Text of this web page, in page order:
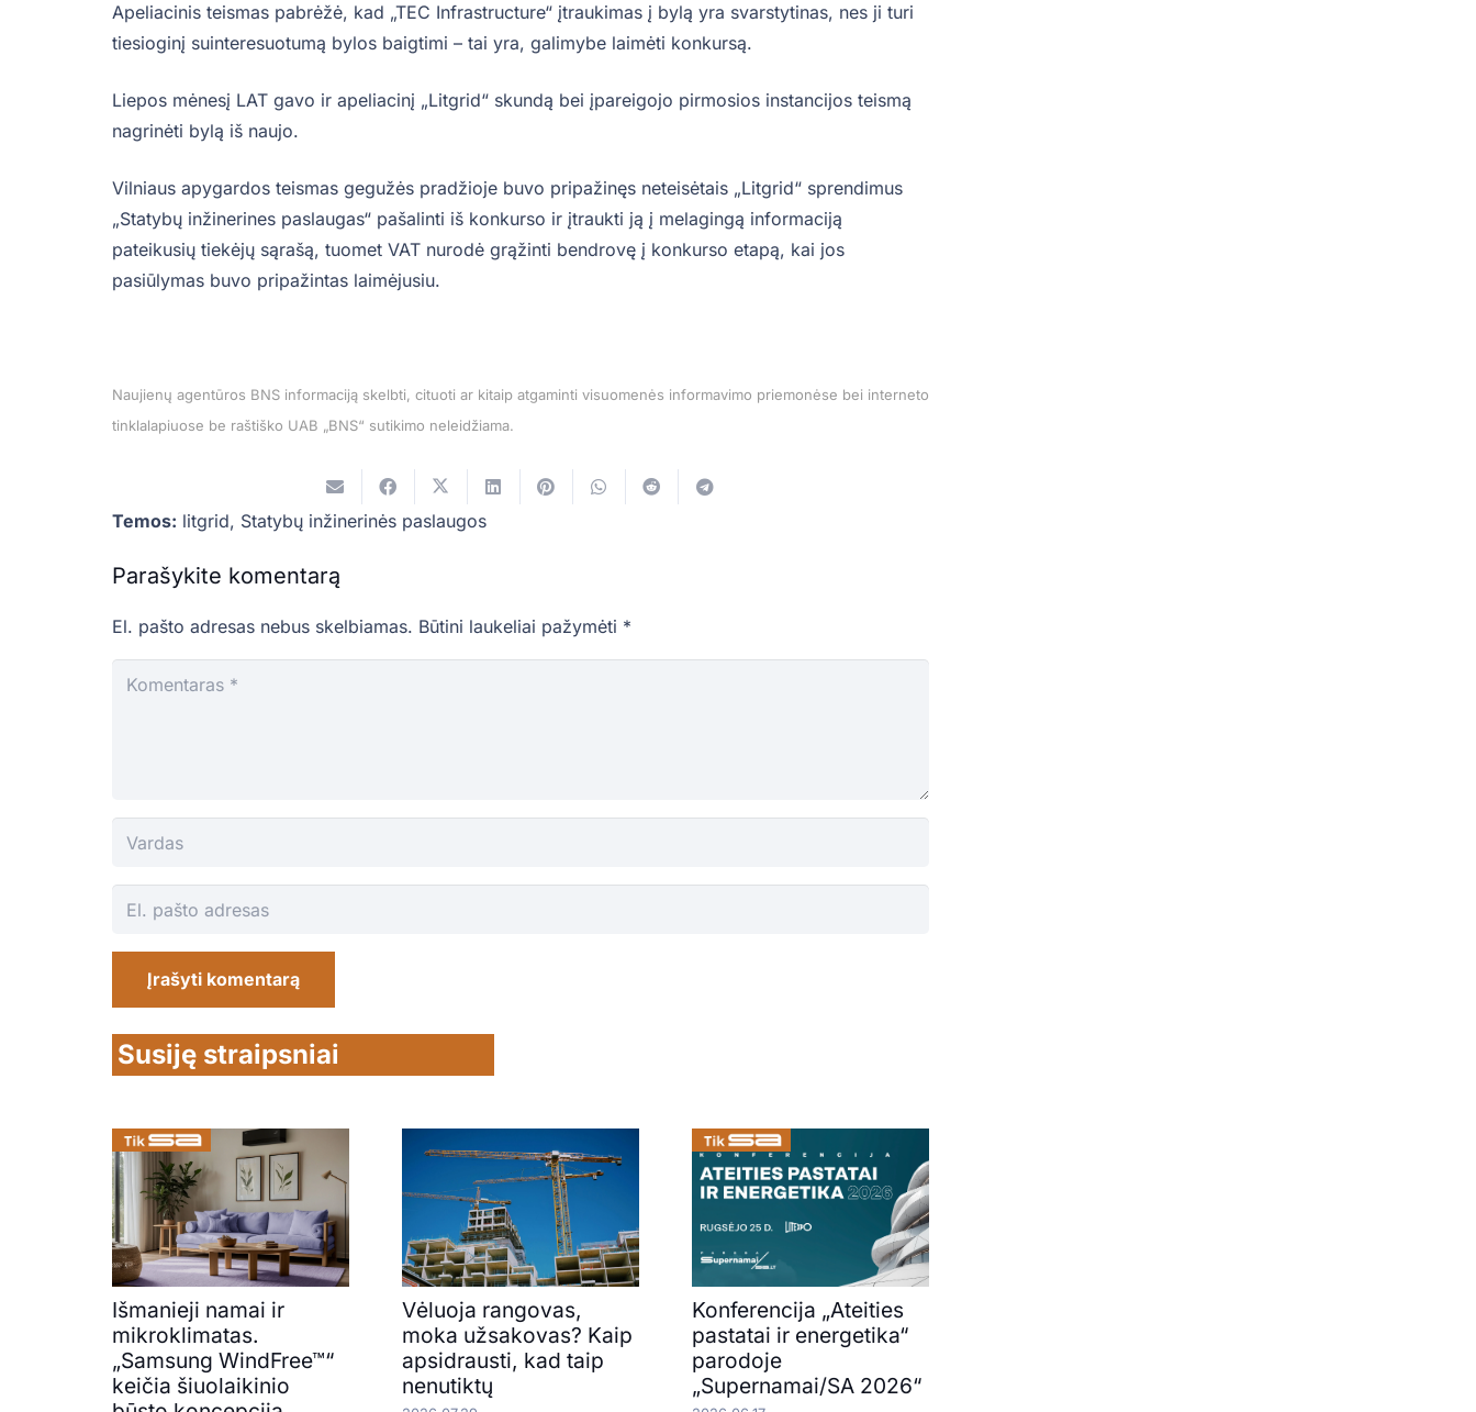
Apeliacinis teismas pabrėžė, kad „TEC Infrastructure“ įtraukimas į bylą yra svarstytinas, nes ji turi
tiesioginį suinteresuotumą bylos baigtimi – tai yra, galimybe laimėti konkursą.
Liepos mėnesį LAT gavo ir apeliacinį „Litgrid“ skundą bei įpareigojo pirmosios instancijos teismą
nagrinėti bylą iš naujo.
Vilniaus apygardos teismas gegužės pradžioje buvo pripažinęs neteisėtais „Litgrid“ sprendimus
„Statybų inžinerines paslaugas“ pašalinti iš konkurso ir įtraukti ją į melagingą informaciją
pateikusių tiekėjų sąrašą, tuomet VAT nurodė grąžinti bendrovę į konkurso etapą, kai jos
pasiūlymas buvo pripažintas laimėjusiu.
Naujienų agentūros BNS informaciją skelbti, cituoti ar kitaip atgaminti visuomenės informavimo priemonėse bei interneto
tinklalapiuose be raštiško UAB „BNS“ sutikimo neleidžiama.
Temos: litgrid, Statybų inžinerinės paslaugos
Parašykite komentarą
El. pašto adresas nebus skelbiamas. Būtini laukeliai pažymėti *
Įrašyti komentarą
Susiję straipsniai
Išmanieji namai ir
mikroklimatas.
„Samsung WindFree™“
keičia šiuolaikinio
Vėluoja rangovas,
moka užsakovas? Kaip
apsidrausti, kad taip
nenutiktų
Konferencija „Ateities
pastatai ir energetika“
parodoje
„Supernamai/SA 2026“